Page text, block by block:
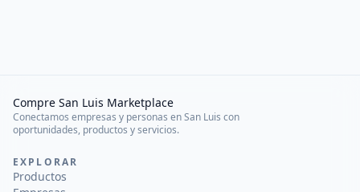
Compre San Luis Marketplace
Conectamos empresas y personas en San Luis con
oportunidades, productos y servicios.
EXPLORAR
Productos